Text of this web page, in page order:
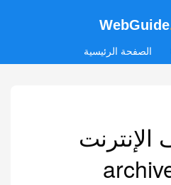
WebGuide
الصفحة الرئيسية
-